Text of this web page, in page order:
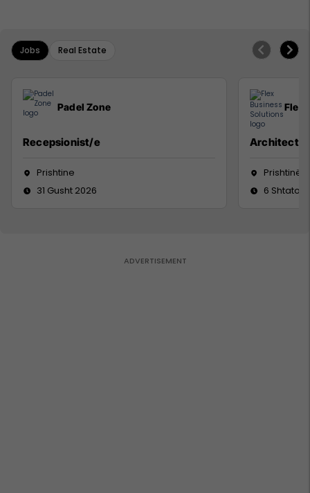
Jobs Real Estate
Padel Zone
Recepsionist/e
Prishtine
31 Gusht 2026
Flex
Architect
Prishtinë
6 Shtator